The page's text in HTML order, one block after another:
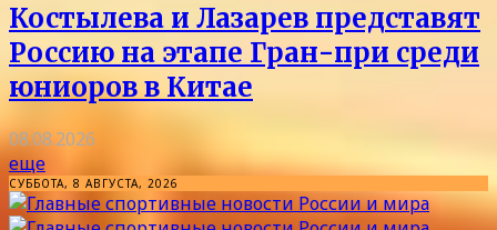
Костылева и Лазарев представят
Россию на этапе Гран-при среди
юниоров в Китае
08.08.2026
еще
СУББОТА, 8 АВГУСТА, 2026